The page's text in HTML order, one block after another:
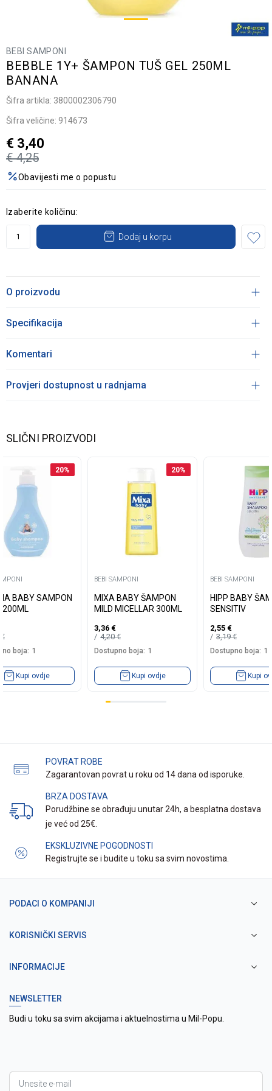
BEBI SAMPONI
BEBBLE 1Y+ ŠAMPON TUŠ GEL 250ML
BANANA
Šifra artikla: 3800002306790
Šifra veličine: 914673
€ 4,25
€ 3,40
Obavijesti me o popustu
Izaberite količinu:
Dodaj u korpu
O proizvodu
Specifikacija
Komentari
Provjeri dostupnost u radnjama
SLIČNI PROIZVODI
20%
BABY SAMPON
200ML
€
boja: 1
Kupi ovdje
20%
BEBI SAMPONI
MIXA BABY ŠAMPON
MILD MICELLAR 300ML
3,36 €
4,20€
Dostupno boja: 1
Kupi ovdje
BEBI SAMPONI
HIPP BABY
SENSITIV
2,55 €
3,19€
Dostupno boja: 1
Kupi
POVRAT ROBE
Zagarantovan povrat u roku od 14 dana od isporuke.
BRZA DOSTAVA
Porudžbine se obrađuju unutar 24h, a besplatna dostava
je već od 25€.
EKSKLUZIVNE POGODNOSTI
Registrujte se i budite u toku sa svim novostima.
PODACI O KOMPANIJI
KORISNIČKI SERVIS
INFORMACIJE
NEWSLETTER
Budi u toku sa svim akcijama i aktuelnostima u Mil-Popu.